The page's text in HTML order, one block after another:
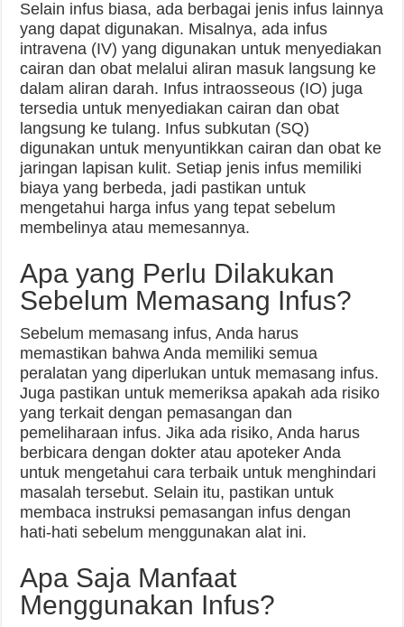
Selain infus biasa, ada berbagai jenis infus lainnya
yang dapat digunakan. Misalnya, ada infus
intravena (IV) yang digunakan untuk menyediakan
cairan dan obat melalui aliran masuk langsung ke
dalam aliran darah. Infus intraosseous (IO) juga
tersedia untuk menyediakan cairan dan obat
langsung ke tulang. Infus subkutan (SQ)
digunakan untuk menyuntikkan cairan dan obat ke
jaringan lapisan kulit. Setiap jenis infus memiliki
biaya yang berbeda, jadi pastikan untuk
mengetahui harga infus yang tepat sebelum
membelinya atau memesannya.
Apa yang Perlu Dilakukan
Sebelum Memasang Infus?
Sebelum memasang infus, Anda harus
memastikan bahwa Anda memiliki semua
peralatan yang diperlukan untuk memasang infus.
Juga pastikan untuk memeriksa apakah ada risiko
yang terkait dengan pemasangan dan
pemeliharaan infus. Jika ada risiko, Anda harus
berbicara dengan dokter atau apoteker Anda
untuk mengetahui cara terbaik untuk menghindari
masalah tersebut. Selain itu, pastikan untuk
membaca instruksi pemasangan infus dengan
hati-hati sebelum menggunakan alat ini.
Apa Saja Manfaat
Menggunakan Infus?